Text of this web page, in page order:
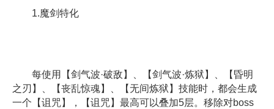
1.魔剑特化
每使用【剑气波·破敌】、【剑气波·炼狱】、【昏明
之刃】、【丧乱惊魂】、【无间炼狱】技能时，都会生成
一个【诅咒】，【诅咒】最高可以叠加5层。移除对boss